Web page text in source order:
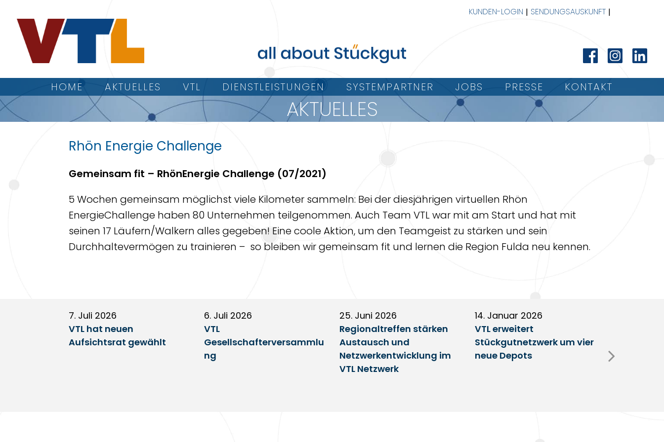
KUNDEN-LOGIN SENDUNGSAUSKUNFT
HOME AKTUELLES VTL DIENSTLEISTUNGEN SYSTEMPARTNER JOBS PRESSE KONTAKT
AKTUELLES
Rhön Energie Challenge
Gemeinsam fit – RhönEnergie Challenge (07/2021)
5 Wochen gemeinsam möglichst viele Kilometer sammeln: Bei der diesjährigen virtuellen Rhön
EnergieChallenge haben 80 Unternehmen teilgenommen. Auch Team VTL war mit am Start und hat mit
seinen 17 Läufern/Walkern alles gegeben! Eine coole Aktion, um den Teamgeist zu stärken und sein
Durchhaltevermögen zu trainieren – so bleiben wir gemeinsam fit und lernen die Region Fulda neu kennen.
7. Juli 2026
VTL hat neuen
Aufsichtsrat gewählt
6. Juli 2026
VTL
Gesellschafterversammlu
ng
25. Juni 2026
Regionaltreffen stärken
Austausch und
Netzwerkentwicklung im
VTL Netzwerk
14. Januar 2026
VTL erweitert
Stückgutnetzwerk um vier
neue Depots